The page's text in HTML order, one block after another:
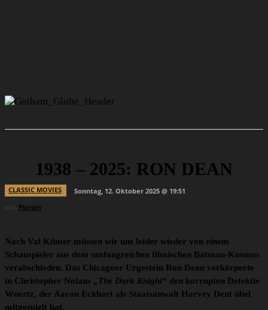
1938 – 2025: RON DEAN
CLASSIC MOVIES
Sonntag, 12. Oktober 2025 @ 19:51
von Florian
Nach Val Kilmer müssen wir uns leider wieder von einem
Schauspieler aus dem umfangreichen filmischen Batman-Kosmos
verabschieden. Das Chicagoer Urgestein Ron Dean verkörperte
in Christopher Nolans „The Dark Knight“ den korrupten Detektiv
Wuertz, der Aaron Eckhart als Staatsanwalt Harvey Dent übel
mitgespielt hat.